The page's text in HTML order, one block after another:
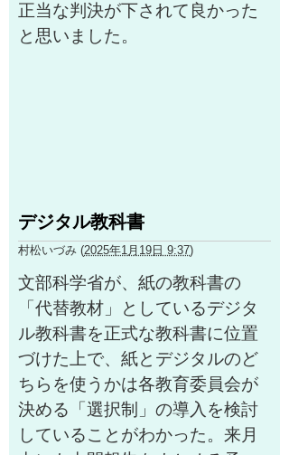
正当な判決が下されて良かった
と思いました。
デジタル教科書
村松いづみ (2025年1月19日 9:37)
文部科学省が、紙の教科書の
「代替教材」としているデジタ
ル教科書を正式な教科書に位置
づけた上で、紙とデジタルのど
ちらを使うかは各教育委員会が
決める「選択制」の導入を検討
していることがわかった。来月